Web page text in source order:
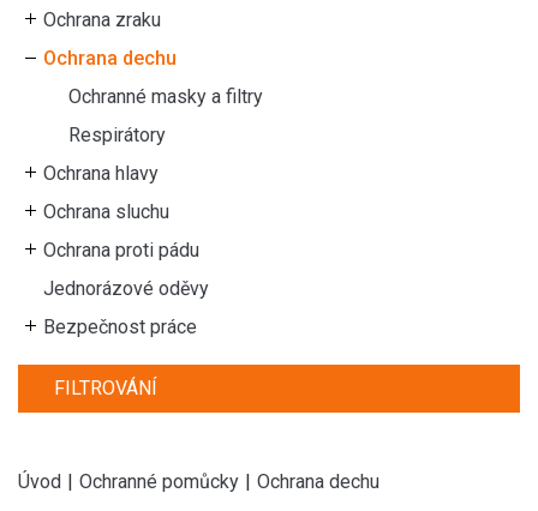
Ochrana zraku
Ochrana dechu
Ochranné masky a filtry
Respirátory
Ochrana hlavy
Ochrana sluchu
Ochrana proti pádu
Jednorázové oděvy
Bezpečnost práce
FILTROVÁNÍ
Úvod | Ochranné pomůcky | Ochrana dechu